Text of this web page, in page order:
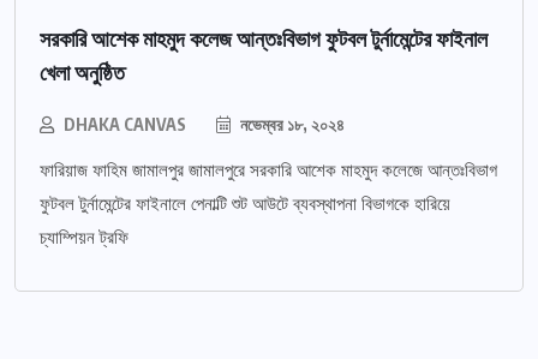
সরকারি আশেক মাহমুদ কলেজ আন্তঃবিভাগ ফুটবল টুর্নামেন্টের ফাইনাল
খেলা অনুষ্ঠিত
DHAKA CANVAS নভেম্বর ১৮, ২০২৪
ফারিয়াজ ফাহিম জামালপুর জামালপুরে সরকারি আশেক মাহমুদ কলেজে আন্তঃবিভাগ
ফুটবল টুর্নামেন্টের ফাইনালে পেনাল্টি শুট আউটে ব্যবস্থাপনা বিভাগকে হারিয়ে
চ্যাম্পিয়ন ট্রফি